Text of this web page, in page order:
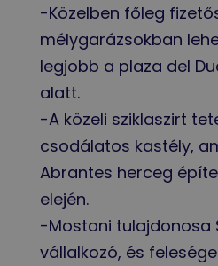
-Közelben főleg
mélygarázsokban
legjobb a plaza del
alatt.
-A közeli sziklaszirt
csodálatos kastély,
Abrantes herceg
elején.
-Mostani tulajdonosa
vállalkozó, és